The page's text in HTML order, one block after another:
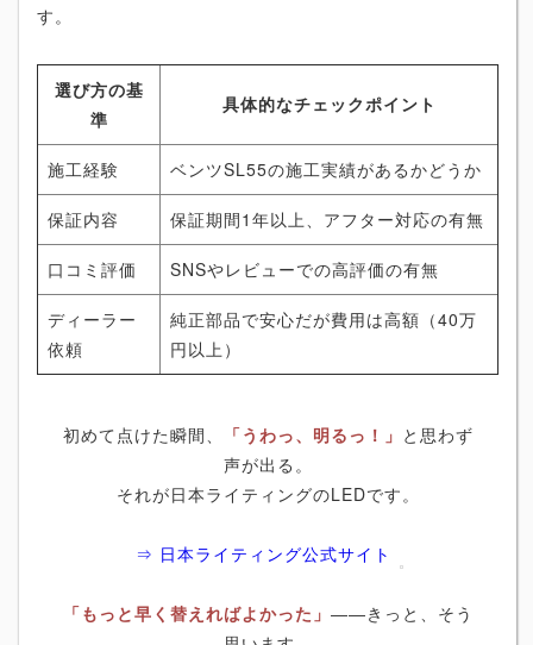
す。
選び方の基
準
具体的なチェックポイント
施工経験 ベンツSL55の施工実績があるかどうか
保証内容 保証期間1年以上、アフター対応の有無
口コミ評価 SNSやレビューでの高評価の有無
ディーラー
依頼
純正部品で安心だが費用は高額（40万
円以上）
初めて点けた瞬間、 「うわっ、明るっ！」 と思わず
声が出る。
それが日本ライティングのLEDです。
⇒ 日本ライティング公式サイト
「もっと早く替えればよかった」 ――きっと、そう